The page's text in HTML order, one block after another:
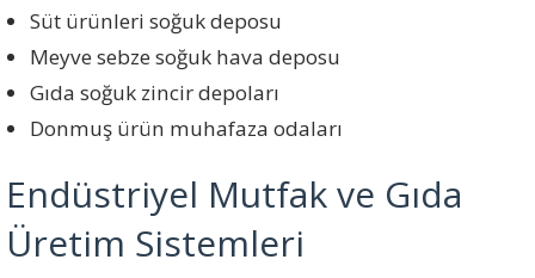
Süt ürünleri soğuk deposu
Meyve sebze soğuk hava deposu
Gıda soğuk zincir depoları
Donmuş ürün muhafaza odaları
Endüstriyel Mutfak ve Gıda
Üretim Sistemleri